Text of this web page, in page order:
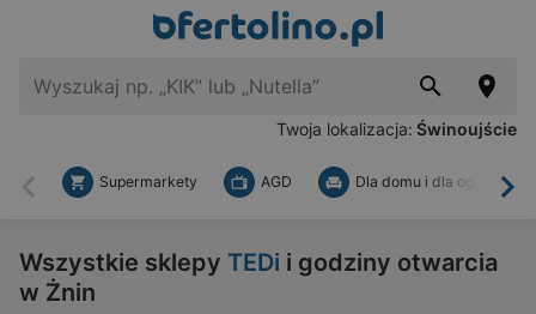
Twoja lokalizacja: Świnoujście
Wstecz
Supermarkety AGD Dla domu i dla ogrodu
Wszystkie sklepy TEDi i godziny otwarcia
w Żnin